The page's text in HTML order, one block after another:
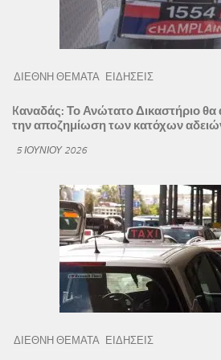
ΔΙΕΘΝΗ ΘΕΜΑΤΑ ΕΙΔΗΣΕΙΣ
Kαναδάς: Το Ανώτατο Δικαστήριο θα
την αποζημίωση των κατόχων
5 ΙΟΥΝΊΟΥ 2026
ΔΙΕΘΝΗ ΘΕΜΑΤΑ ΕΙΔΗΣΕΙΣ